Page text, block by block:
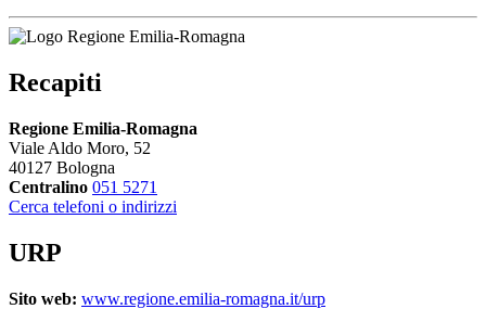
Recapiti
Regione Emilia-Romagna
Viale Aldo Moro, 52
40127 Bologna
Centralino 051 5271
Cerca telefoni o indirizzi
URP
Sito web: www.regione.emilia-romagna.it/urp